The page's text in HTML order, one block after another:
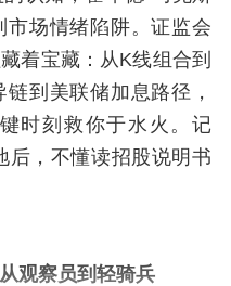
场情绪陷阱。证监会
着宝藏：从K线组合到
到美联储加息路径，
时刻救你于水火。记
后，不懂读招股说明书
观察员到轻骑兵